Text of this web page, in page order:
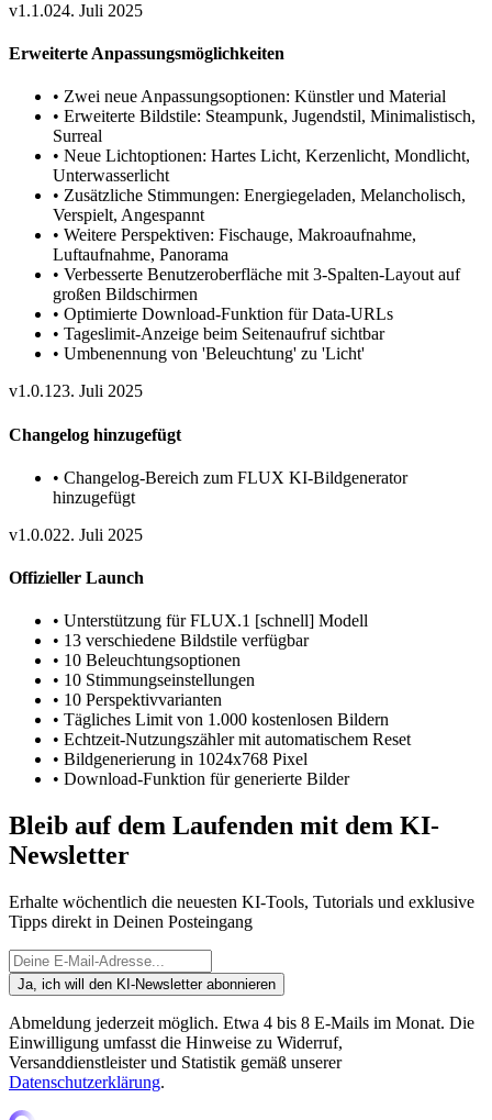
v1.1.024. Juli 2025
Erweiterte Anpassungsmöglichkeiten
• Zwei neue Anpassungsoptionen: Künstler und Material
• Erweiterte Bildstile: Steampunk, Jugendstil, Minimalistisch,
Surreal
• Neue Lichtoptionen: Hartes Licht, Kerzenlicht, Mondlicht,
Unterwasserlicht
• Zusätzliche Stimmungen: Energiegeladen, Melancholisch,
Verspielt, Angespannt
• Weitere Perspektiven: Fischauge, Makroaufnahme,
Luftaufnahme, Panorama
• Verbesserte Benutzeroberfläche mit 3-Spalten-Layout auf
großen Bildschirmen
• Optimierte Download-Funktion für Data-URLs
• Tageslimit-Anzeige beim Seitenaufruf sichtbar
• Umbenennung von 'Beleuchtung' zu 'Licht'
v1.0.1 23. Juli 2025
Changelog hinzugefügt
• Changelog-Bereich zum FLUX KI-Bildgenerator
hinzugefügt
v1.0.022. Juli 2025
Offizieller Launch
• Unterstützung für FLUX.1 [schnell] Modell
• 13 verschiedene Bildstile verfügbar
• 10 Beleuchtungsoptionen
• 10 Stimmungseinstellungen
• 10 Perspektivvarianten
• Tägliches Limit von 1.000 kostenlosen Bildern
• Echtzeit-Nutzungszähler mit automatischem Reset
• Bildgenerierung in 1024x768 Pixel
• Download-Funktion für generierte Bilder
Bleib auf dem Laufenden mit dem KI-
Newsletter
Erhalte wöchentlich die neuesten KI-Tools, Tutorials und exklusive
Tipps direkt in Deinen Posteingang
Ja, ich will den KI-Newsletter abonnieren
Abmeldung jederzeit möglich. Etwa 4 bis 8 E-Mails im Monat. Die
Einwilligung umfasst die Hinweise zu Widerruf,
Versanddienstleister und Statistik gemäß unserer
Datenschutzerklärung.